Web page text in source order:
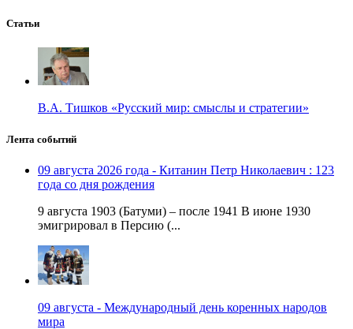
Статьи
В.А. Тишков «Русский мир: смыслы и стратегии»
Лента событий
09 августа 2026 года - Китанин Петр Николаевич : 123
года со дня рождения
9 августа 1903 (Батуми) – после 1941 В июне 1930
эмигрировал в Персию (...
09 августа - Международный день коренных народов
мира